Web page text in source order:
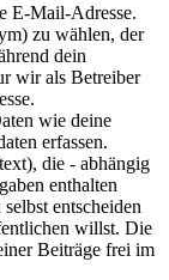
E-Mail-Adresse.
zu wählen, der
dein
wir als Betreiber
wie deine
erfassen.
die - abhängig
enthalten
entscheiden
willst. Die
Beiträge frei im